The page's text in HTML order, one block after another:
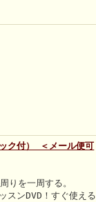
ック付） ＜メール便可
りを一周する。
スンDVD！すぐ使える